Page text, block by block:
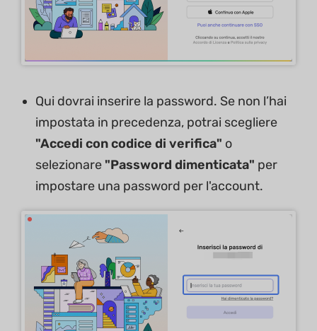
Qui dovrai inserire la password. Se non l’hai
impostata in precedenza, potrai scegliere
"Accedi con codice di verifica" o
selezionare "Password dimenticata" per
impostare una password per l'account.